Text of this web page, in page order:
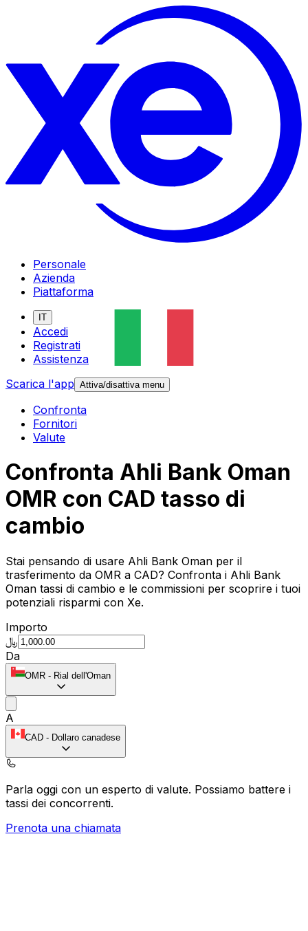
Personale
Azienda
Piattaforma
IT
Accedi
Registrati
Assistenza
Scarica l'app Attiva/disattiva menu
Confronta
Fornitori
Valute
Confronta Ahli Bank Oman
OMR con CAD tasso di
cambio
Stai pensando di usare Ahli Bank Oman per il
trasferimento da OMR a CAD? Confronta i Ahli Bank
Oman tassi di cambio e le commissioni per scoprire i tuoi
potenziali risparmi con Xe.
Importo
﷼
Da
OMR - Rial dell'Oman
A
CAD - Dollaro canadese
Parla oggi con un esperto di valute. Possiamo battere i
tassi dei concorrenti.
Prenota una chiamata